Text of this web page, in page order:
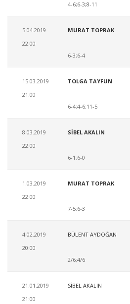
4-6;6-3;8-11
5.04.2019
22:00
MURAT TOPRAK
6-3;6-4
15.03.2019
21:00
TOLGA TAYFUN
6-4;4-6;11-5
8.03.2019
22:00
SİBEL AKALIN
6-1;6-0
1.03.2019
22:00
MURAT TOPRAK
7-5;6-3
4.02.2019
20:00
BÜLENT AYDOĞAN
2/6;4/6
21.01.2019
21:00
SİBEL AKALIN